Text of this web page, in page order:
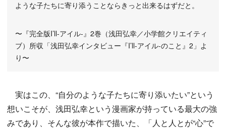
ような子たちに寄り添うことならきっと出来るはずだと。
〜『完全版I’ll-アイル-』2巻（浅田弘幸／小学館クリエイティ
ブ）所収「浅田弘幸インタビュー『I’ll-アイル-のこと』2」よ
り〜
実はこの、“自分のような子たちに寄り添いたい”という
想いこそが、浅田弘幸という漫画家が持っている最大の強
みであり、そんな彼が本作で描いた、「人と人とが“心”で